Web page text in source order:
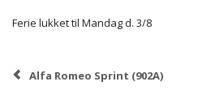
Ferie lukket til Mandag d. 3/8
Alfa Romeo Sprint (902A)